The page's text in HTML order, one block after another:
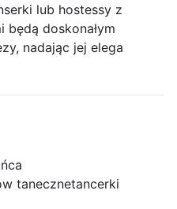
lub hostessy z
będą doskonałym
nadając jej elega
tanecznetancerki